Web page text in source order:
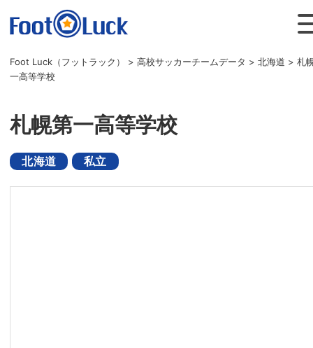
Foot Luck（フットラック） >高校サッカーチームデータ >北海道 >札
一高等学校
札幌第一高等学校
北海道 私立